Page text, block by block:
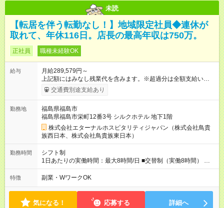
未読
【転居を伴う転勤なし！】地域限定社員◆連休が
取れて、年休116日。店長の最高年収は750万。
正社員 職種未経験OK
給与
月給289,579円～
上記額にはみなし残業代を含みます。※超過分は全額支給いたし
ます。 みなし残業代 49,699円 以上／月 みなし残業時間 30時間
／月 定額深夜手当（60時間、1万9880円～）含む。 それぞれ
未経験スタートのメンバーも多いです。 ◎上司との距離が近
く、困ったことがあってもマネージャーにすぐ相談できます。
◎女性活躍中！女性管理職登用実績あり！ ◎月1回エリア会議あ
り。社長が直接、目標や方針を発表します。 ⇒各店舗の好事例
を知れるなど、刺激がたくさん 【試用期間】試用期間なし
交通費別途支給あり
勤務地
福島県福島市
福島県福島市栄町12番3号 シルクホテル 地下1階
株式会社エターナルホスピタリティジャパン（株式会社鳥貴
族西日本、株式会社鳥貴族東日本）
勤務時間
シフト制
1日あたりの実働時間：最大8時間/日 ■交替制（実働8時間） ▼
シフト例 ○16：00～翌2：00 ○20：00～翌6：00 ※営業時間は店
舗による。 ＜無断残業は絶対禁止！＞ どうしても必要な時は、
すが、これをゼロにするのが目標の一つです。
特徴 副業・WワークOK
気になる！ 応募する 詳細へ